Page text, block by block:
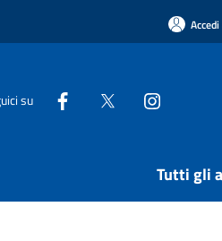
su
Tutti gli